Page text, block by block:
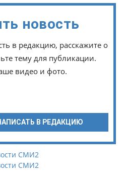
новость
в редакцию, расскажите о
тему для публикации.
видео и фото.
В РЕДАКЦИЮ
СМИ2
СМИ2